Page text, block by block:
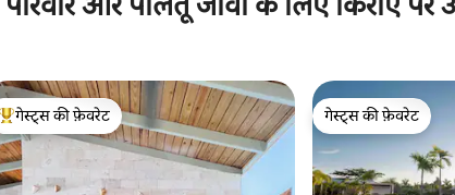
गेस्ट्स का टॉप फ़ेवरेट
गेस्ट्स की फ़ेवरेट
गेस्ट्स की फ़ेवरेट
गेस्ट्स की फ़ेवरेट